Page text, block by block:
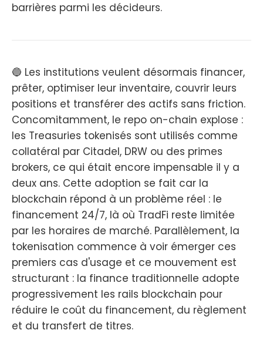
barrières parmi les décideurs.
🔵 Les institutions veulent désormais financer,
prêter, optimiser leur inventaire, couvrir leurs
positions et transférer des actifs sans friction.
Concomitamment, le repo on-chain explose :
les Treasuries tokenisés sont utilisés comme
collatéral par Citadel, DRW ou des primes
brokers, ce qui était encore impensable il y a
deux ans. Cette adoption se fait car la
blockchain répond à un problème réel : le
financement 24/7, là où TradFi reste limitée
par les horaires de marché. Parallèlement, la
tokenisation commence à voir émerger ces
premiers cas d'usage et ce mouvement est
structurant : la finance traditionnelle adopte
progressivement les rails blockchain pour
réduire le coût du financement, du règlement
et du transfert de titres.